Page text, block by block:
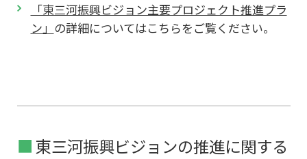
「東三河振興ビジョン主要プロジェクト推進プラ
ン」 の詳細についてはこちらをご覧ください。
東三河振興ビジョンの推進に関する